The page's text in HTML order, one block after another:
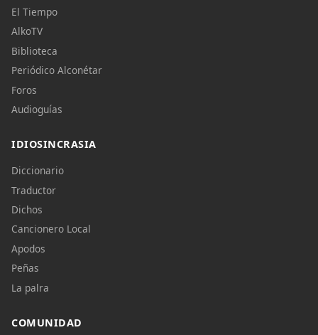
El Tiempo
AlkoTV
Biblioteca
Periódico Alconétar
Foros
Audioguías
IDIOSINCRASIA
Diccionario
Traductor
Dichos
Cancionero Local
Apodos
Peñas
La palra
COMUNIDAD